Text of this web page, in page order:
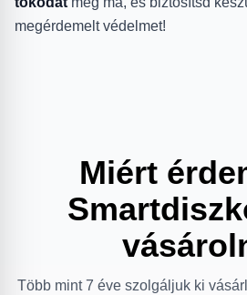
megérdemelt védelmet!
Miért
Több mint 7 éve szolgáljuk ki